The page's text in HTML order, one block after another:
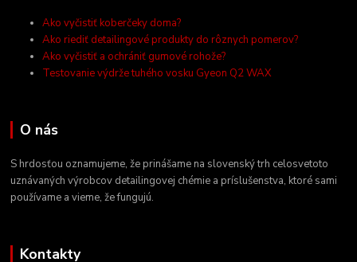
Ako vyčistiť koberčeky doma?
Ako riediť detailingové produkty do rôznych pomerov?
Ako vyčistiť a ochrániť gumové rohože?
Testovanie výdrže tuhého vosku Gyeon Q2 WAX
O nás
S hrdosťou oznamujeme, že prinášame na slovenský trh celosvetoto
uznávaných výrobcov detailingovej chémie a príslušenstva, ktoré sami
používame a vieme, že fungujú.
Kontakty